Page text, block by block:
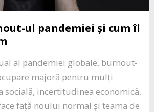
ul pandemiei și cum îl
al pandemiei globale, burnout-
majoră pentru mulți
socială, incertitudinea economică,
față noului normal și teama de